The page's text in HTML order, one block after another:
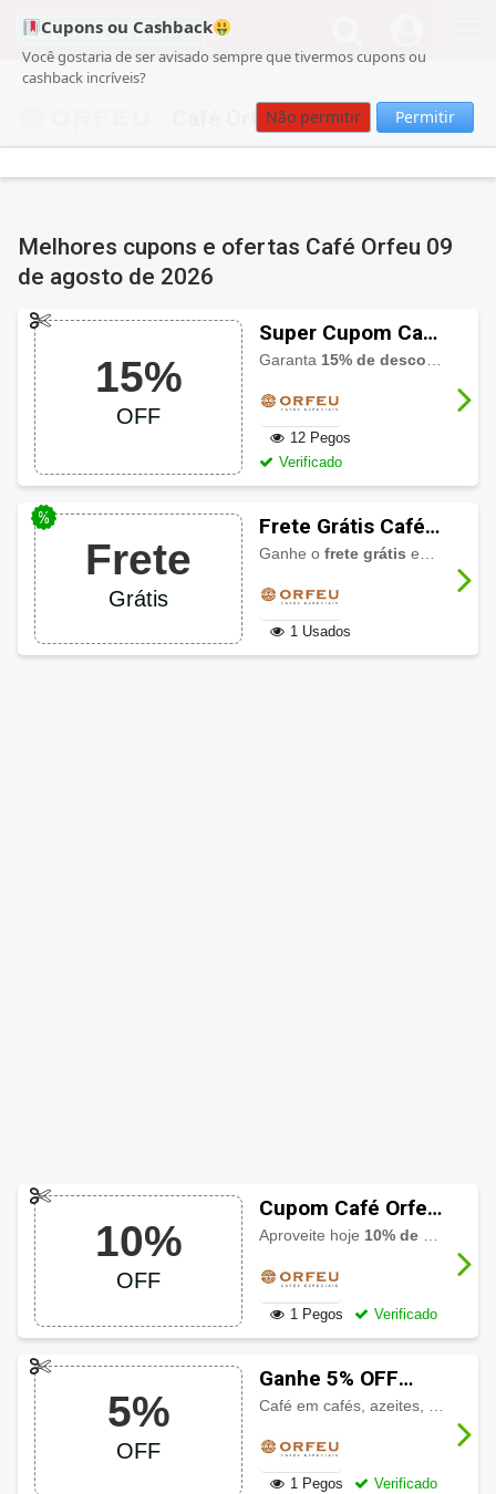
Cupons ou Cashback
Você gostaria de ser avisado sempre que tivermos cupons ou
cashback incríveis?
Não permitir Permitir
Café Orfeu
Melhores cupons e ofertas Café Orfeu 09
de agosto de 2026
15%
OFF
Super Cupom Café
Orfeu com 15%
Garanta 15% de desconto
12 Pegos
Verificado
Frete
Grátis
Frete Grátis Café
Orfeu
Ganhe ofrete grátis em compras acima de R$499 nas regiões Sul e Sudeste.
1 Usados
10%
OFF
Cupom Café Orfeu
com 10% de
Aproveite hoje 10% de desconto
1 Pegos Verificado
5%
OFF
Ganhe 5% OFF
usando Cupom
1 Pegos Verificado